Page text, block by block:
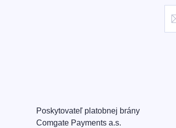
Poskytovateľ platobnej brány
Comgate Payments a.s.